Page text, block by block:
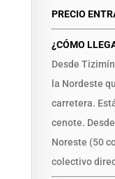
PRECIO
¿CÓMO
Desde
la Nordeste
carretera.
cenote.
Noreste (50
colectivo